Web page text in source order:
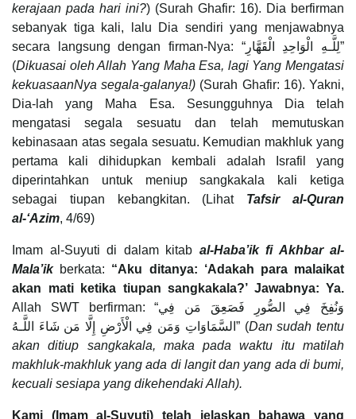
kerajaan pada hari ini?) (Surah Ghafir: 16). Dia berfirman
sebanyak tiga kali, lalu Dia sendiri yang menjawabnya
secara langsung dengan firman-Nya: “لِلَّـهِ الْوَاحِدِ الْقَهَّارِ”
(Dikuasai oleh Allah Yang Maha Esa, lagi Yang Mengatasi
kekuasaanNya segala-galanya!) (Surah Ghafir: 16). Yakni,
Dia-lah yang Maha Esa. Sesungguhnya Dia telah
mengatasi segala sesuatu dan telah memutuskan
kebinasaan atas segala sesuatu. Kemudian makhluk yang
pertama kali dihidupkan kembali adalah Israfil yang
diperintahkan untuk meniup sangkakala kali ketiga
sebagai tiupan kebangkitan. (Lihat Tafsir al-Quran
al-‘Azim, 4/69)
Imam al-Suyuti di dalam kitab al-Haba’ik fi Akhbar al-
Mala’ik berkata: “Aku ditanya: ‘Adakah para malaikat
akan mati ketika tiupan sangkakala?’ Jawabnya: Ya.
Allah SWT berfirman: “وَنُفِخَ فِي الصُّورِ فَصَعِقَ مَن فِي
السَّمَاوَاتِ وَمَن فِي الْأَرْضِ إِلَّا مَن شَاءَ اللَّـهُ” (Dan sudah tentu
akan ditiup sangkakala, maka pada waktu itu matilah
makhluk-makhluk yang ada di langit dan yang ada di bumi,
kecuali sesiapa yang dikehendaki Allah).
Kami (Imam al-Suyuti)telah jelaskan bahawa yang